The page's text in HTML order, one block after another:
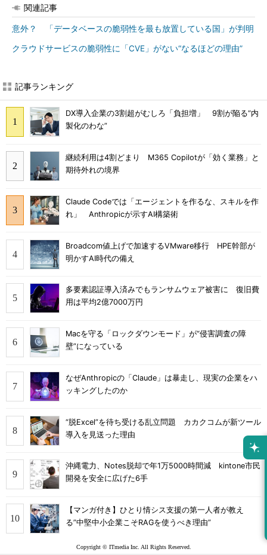
関連記事
意外？ 「データベースの脆弱性を最も放置している国」が判明
クラウドサービスの脆弱性に「CVE」がない“なるほどの理由”
記事ランキング
DX導入企業の3割超がむしろ「負担増」 9割が陥る“内
製化のわな”
継続利用は4割どまり M365 Copilotが「効く業務」と
期待外れの境界
Claude Codeでは「エージェントを作るな、スキルを作
れ」 Anthropicが示すAI構築術
Broadcom値上げで加速するVMware移行 HPE幹部が
明かすAI時代の備え
多要素認証導入済みでもランサムウェア被害に 復旧費
用は平均2億7000万円
Macを守る「ロックダウンモード」が“侵害調査の障
壁”になっている
なぜAnthropicの「Claude」は暴走し、現実の企業をハ
ッキングしたのか
“脱Excel”を待ち受ける乱立問題 カカクコムが新ツール
導入を見送った理由
沖縄電力、Notes脱却で年1万5000時間減 kintone市民
開発を安全に広げた6手
【マンガ付き】ひとり情シス支援の第一人者が教え
る”中堅中小企業こそRAGを使うべき理由”
Copyright © ITmedia Inc. All Rights Reserved.